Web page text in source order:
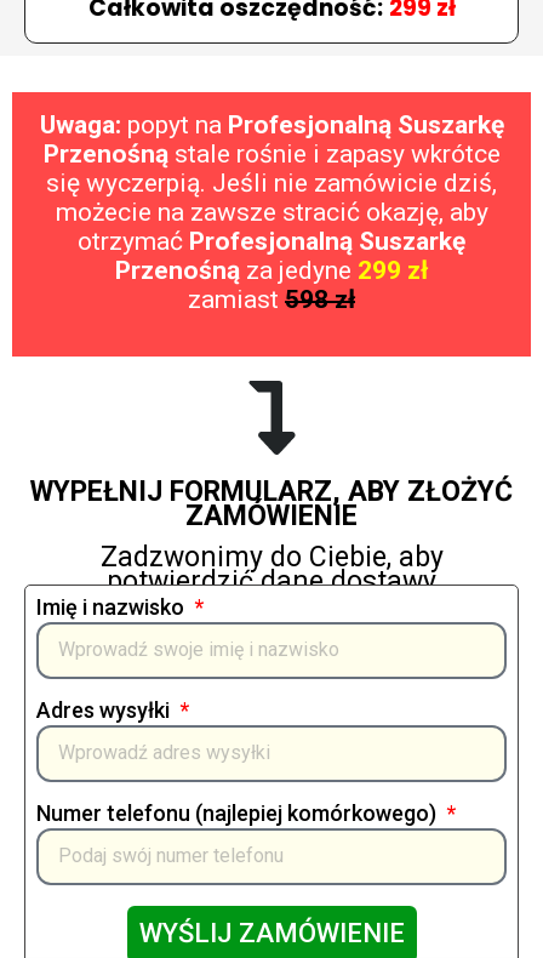
Całkowita oszczędność: 299 zł
Uwaga: popyt na Profesjonalną Suszarkę
Przenośnąstale rośnie i zapasy wkrótce
się wyczerpią. Jeśli nie zamówicie dziś,
możecie na zawsze stracić okazję, aby
otrzymać Profesjonalną Suszarkę
Przenośną za jedyne 299 zł
zamiast 598 zł
WYPEŁNIJ FORMULARZ, ABY ZŁOŻYĆ
ZAMÓWIENIE
Zadzwonimy do Ciebie, aby
potwierdzić dane dostawy
Imię i nazwisko
Adres wysyłki
Numer telefonu (najlepiej komórkowego)
WYŚLIJ ZAMÓWIENIE